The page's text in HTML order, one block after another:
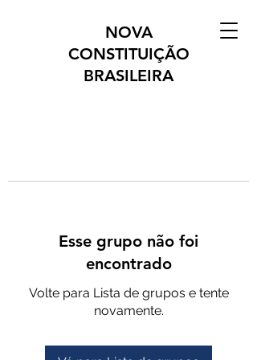
NOVA
CONSTITUIÇÃO
BRASILEIRA
Esse grupo não foi
encontrado
Volte para Lista de grupos e tente
novamente.